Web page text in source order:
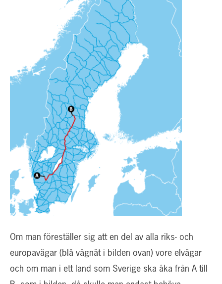
Om man föreställer sig att en del av alla riks- och
europavägar (blå vägnät i bilden ovan) vore elvägar
och om man i ett land som Sverige ska åka från A till